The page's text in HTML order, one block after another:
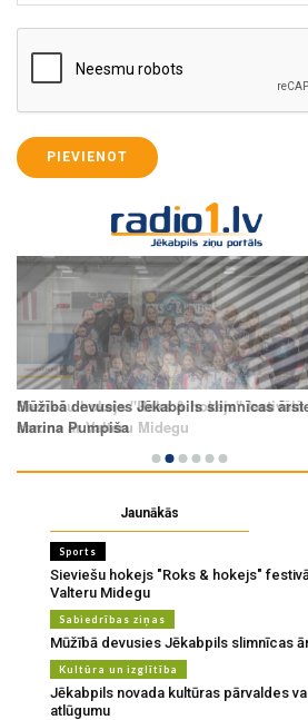
PIEVIENOT
Jaunākās
Sports
Sieviešu hokejs "Roks & hokejs"
Valteru Midegu
Sabiedrības ziņas
Mūžībā devusies Jēkabpils slimnīcas
Kultūra un izglītība
Jēkabpils novada kultūras pārvaldes
atlūgumu